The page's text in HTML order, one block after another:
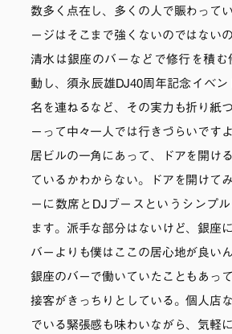
数多く点在し、多くの人で賑わって
ージはそこまで強くないのではない
清水は銀座のバーなどで修行を積む
動し、須永辰雄DJ40周年記念イベン
名を連ねるなど、その実力も折り紙
ーって中々一人では行きづらいです
居ビルの一角にあって、ドアを開け
ているかわからない。ドアを開けて
ーに数席とDJブースというシンプ
ます。派手な部分はないけど、銀座
バーよりも僕はここの居心地が良い
銀座のバーで働いていたこともあっ
接客がきっちりとしている。個人店
でいる緊張感も味わいながら、気軽